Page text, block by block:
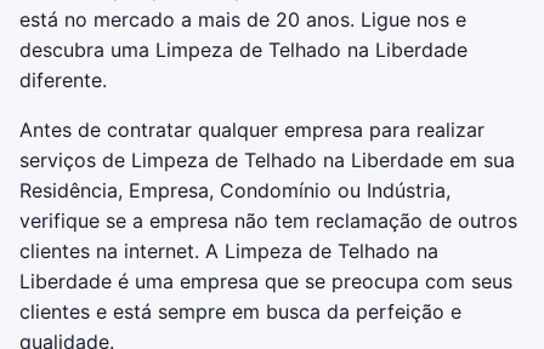
está no mercado a mais de 20 anos. Ligue nos e
descubra uma Limpeza de Telhado na Liberdade
diferente.
Antes de contratar qualquer empresa para realizar
serviços de Limpeza de Telhado na Liberdade em sua
Residência, Empresa, Condomínio ou Indústria,
verifique se a empresa não tem reclamação de outros
clientes na internet. A Limpeza de Telhado na
Liberdade é uma empresa que se preocupa com seus
clientes e está sempre em busca da perfeição e
qualidade.